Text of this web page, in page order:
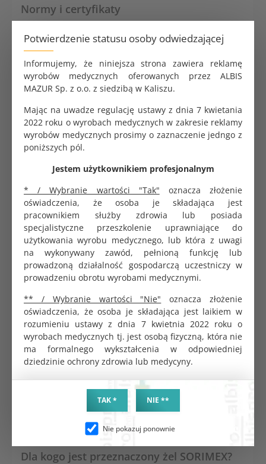
Potwierdzenie statusu osoby odwiedzającej
Informujemy, że niniejsza strona zawiera reklamę
wyrobów medycznych oferowanych przez ALBIS
MAZUR Sp. z o.o. z siedzibą w Kaliszu.
Mając na uwadze regulację ustawy z dnia 7 kwietania
2022 roku o wyrobach medycznych w zakresie reklamy
wyrobów medycznych prosimy o zaznaczenie jedngo z
poniższych pól.
Jestem użytkownikiem profesjonalnym
* / Wybranie wartości "Tak" oznacza złożenie
oświadczenia, że osoba je składająca jest
pracownikiem służby zdrowia lub posiada
specjalistyczne przeszkolenie uprawniające do
użytkowania wyrobu medycznego, lub która z uwagi
na wykonywany zawód, pełnioną funkcję lub
prowadzoną działalność gospodarczą uczestniczy w
prowadzeniu obrotu wyrobami medycznymi.
** / Wybranie wartości "Nie" oznacza złożenie
oświadczenia, że osoba je składająca jest laikiem w
rozumieniu ustawy z dnia 7 kwietnia 2022 roku o
wyrobach medycznych tj. jest osobą fizyczną, która nie
ma formalnego wykształcenia w odpowiedniej
dziedzinie ochrony zdrowia lub medycyny.
TAK * NIE **
Nie pokazuj ponownie
Normy i certyfikaty
z Rozporządzeniem Parlamentu Europejskiego i Rady
(UE) 2017/745 (MDR). Produkt spełnia rygorystyczne
wymagania następujących norm:
EN ISO 13485 – system zarządzania jakością
EN ISO 10993-1 – ogólna ocena biologiczna
wyrobów medycznych
EN ISO 10993-11 – badanie toksyczności
ogólnoustrojowej
EN ISO 10993-23 – ocena drażniącego działania
na skórę
EN ISO 15223-1 – symbole graficzne na wyrobach
medycznych
EN ISO 20417 – informacje dostarczane przez
producenta
Firma SORIMEX posiada certyfikat EN ISO 13485 wydany
przez Polskie Centrum Badań i Certyfikacji S.A.,
obejmujący projektowanie, produkcję i dystrybucję
wyrobów medycznych.
Pakowanie i trwałość
Opakowanie jednostkowe:1 sztuka (butelka 500
ml)
Opakowanie zbiorcze:karton zawierający 18
sztuk
Warunki przechowywania:
Przechowywać w
oryginalnym opakowaniu, w temperaturze 0°C – 35°C, w
chłodnym i suchym miejscu, z dala od bezpośredniego
działania promieni słonecznych.
Dla kogo jest przeznaczony żel SORIMEX?